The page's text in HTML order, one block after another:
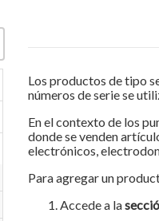
Los productos de tipo
números de serie se
En el contexto de los
donde se venden
electrónicos,
Para agregar un
Accede a la